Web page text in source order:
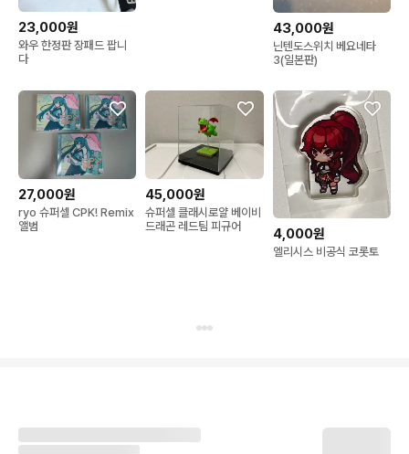
23,000원
와우 한정판 장패드 팝니
다
43,000원
닌텐도스위치 베요네타
3(일본판)
27,000원
ryo 슈퍼셀 CPK! Remix
앨범
45,000원
슈퍼셀 클래시로얄 베이비
드래곤 레드팀 피규어
4,000원
엘리시스 비공식 코롯토